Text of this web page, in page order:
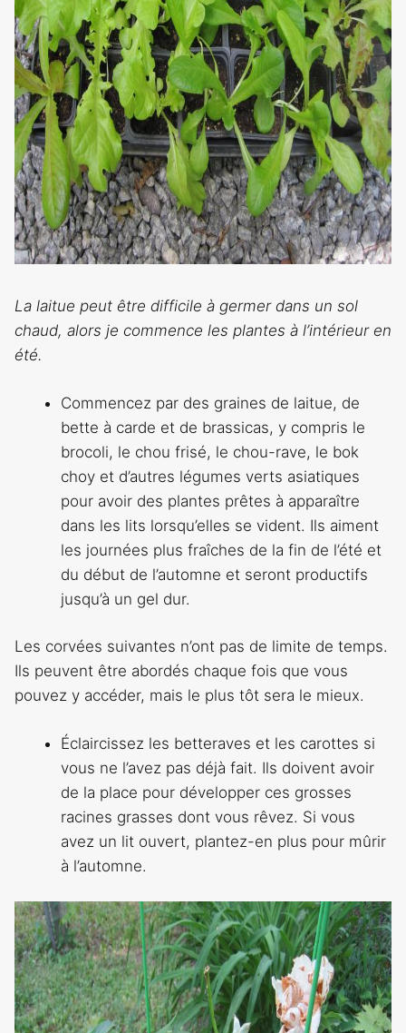
La laitue peut être difficile à germer dans un sol
chaud, alors je commence les plantes à l’intérieur en
été.
Commencez par des graines de laitue, de
bette à carde et de brassicas, y compris le
brocoli, le chou frisé, le chou-rave, le bok
choy et d’autres légumes verts asiatiques
pour avoir des plantes prêtes à apparaître
dans les lits lorsqu’elles se vident. Ils aiment
les journées plus fraîches de la fin de l’été et
du début de l’automne et seront productifs
jusqu’à un gel dur.
Les corvées suivantes n’ont pas de limite de temps.
Ils peuvent être abordés chaque fois que vous
pouvez y accéder, mais le plus tôt sera le mieux.
Éclaircissez les betteraves et les carottes si
vous ne l’avez pas déjà fait. Ils doivent avoir
de la place pour développer ces grosses
racines grasses dont vous rêvez. Si vous
avez un lit ouvert, plantez-en plus pour mûrir
à l’automne.